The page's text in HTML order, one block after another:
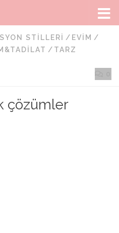
STILLERI / EVIM /
/ TARZ
çözümler